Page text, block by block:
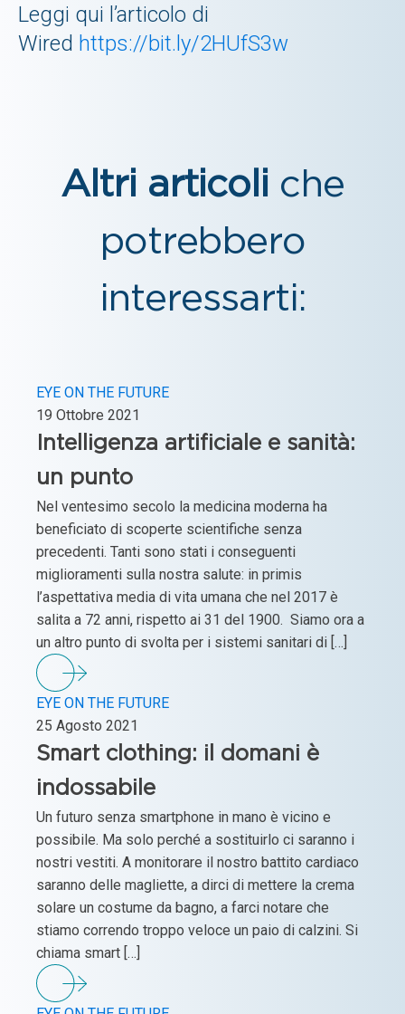
Leggi qui l’articolo di
Wired https://bit.ly/2HUfS3w
Altri articoli che
potrebbero
interessarti:
EYE ON THE FUTURE
19 Ottobre 2021
Intelligenza artificiale e sanità:
un punto
Nel ventesimo secolo la medicina moderna ha
beneficiato di scoperte scientifiche senza
precedenti. Tanti sono stati i conseguenti
miglioramenti sulla nostra salute: in primis
l’aspettativa media di vita umana che nel 2017 è
salita a 72 anni, rispetto ai 31 del 1900. Siamo ora a
un altro punto di svolta per i sistemi sanitari di […]
EYE ON THE FUTURE
25 Agosto 2021
Smart clothing: il domani è
indossabile
Un futuro senza smartphone in mano è vicino e
possibile. Ma solo perché a sostituirlo ci saranno i
nostri vestiti. A monitorare il nostro battito cardiaco
saranno delle magliette, a dirci di mettere la crema
solare un costume da bagno, a farci notare che
stiamo correndo troppo veloce un paio di calzini. Si
chiama smart […]